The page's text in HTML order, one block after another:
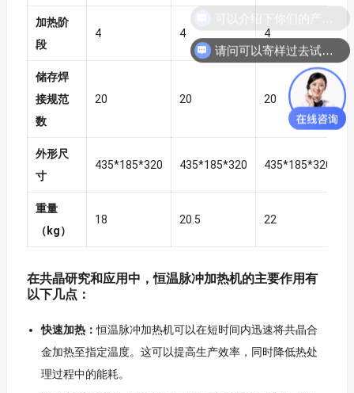
加热阶
段
4 4 4
储存焊
接规范
数
20 20 20
外形尺
寸
435*185*320 435*185*320 435*185*320
重量
（kg）
18 20.5 22
在共晶研究和应用中，恒温脉冲加热机的主要作用有
以下几点：
快速加热：恒温脉冲加热机可以在短时间内迅速将共晶合
金加热至指定温度。这可以提高生产效率，同时降低热处
理过程中的能耗。